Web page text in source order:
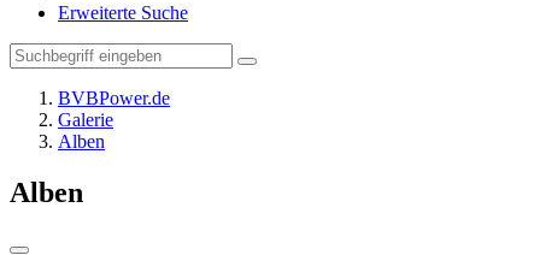
Erweiterte Suche
BVBPower.de
Galerie
Alben
Alben